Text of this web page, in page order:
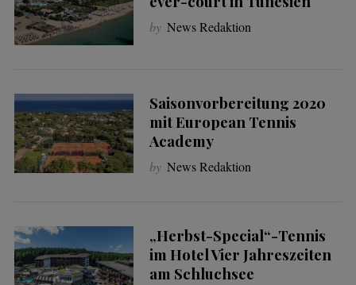
by News Redaktion
Saisonvorbereitung 2020
mit European Tennis
Academy
by News Redaktion
„Herbst-Special“-Tennis
im Hotel Vier Jahreszeiten
am Schluchsee